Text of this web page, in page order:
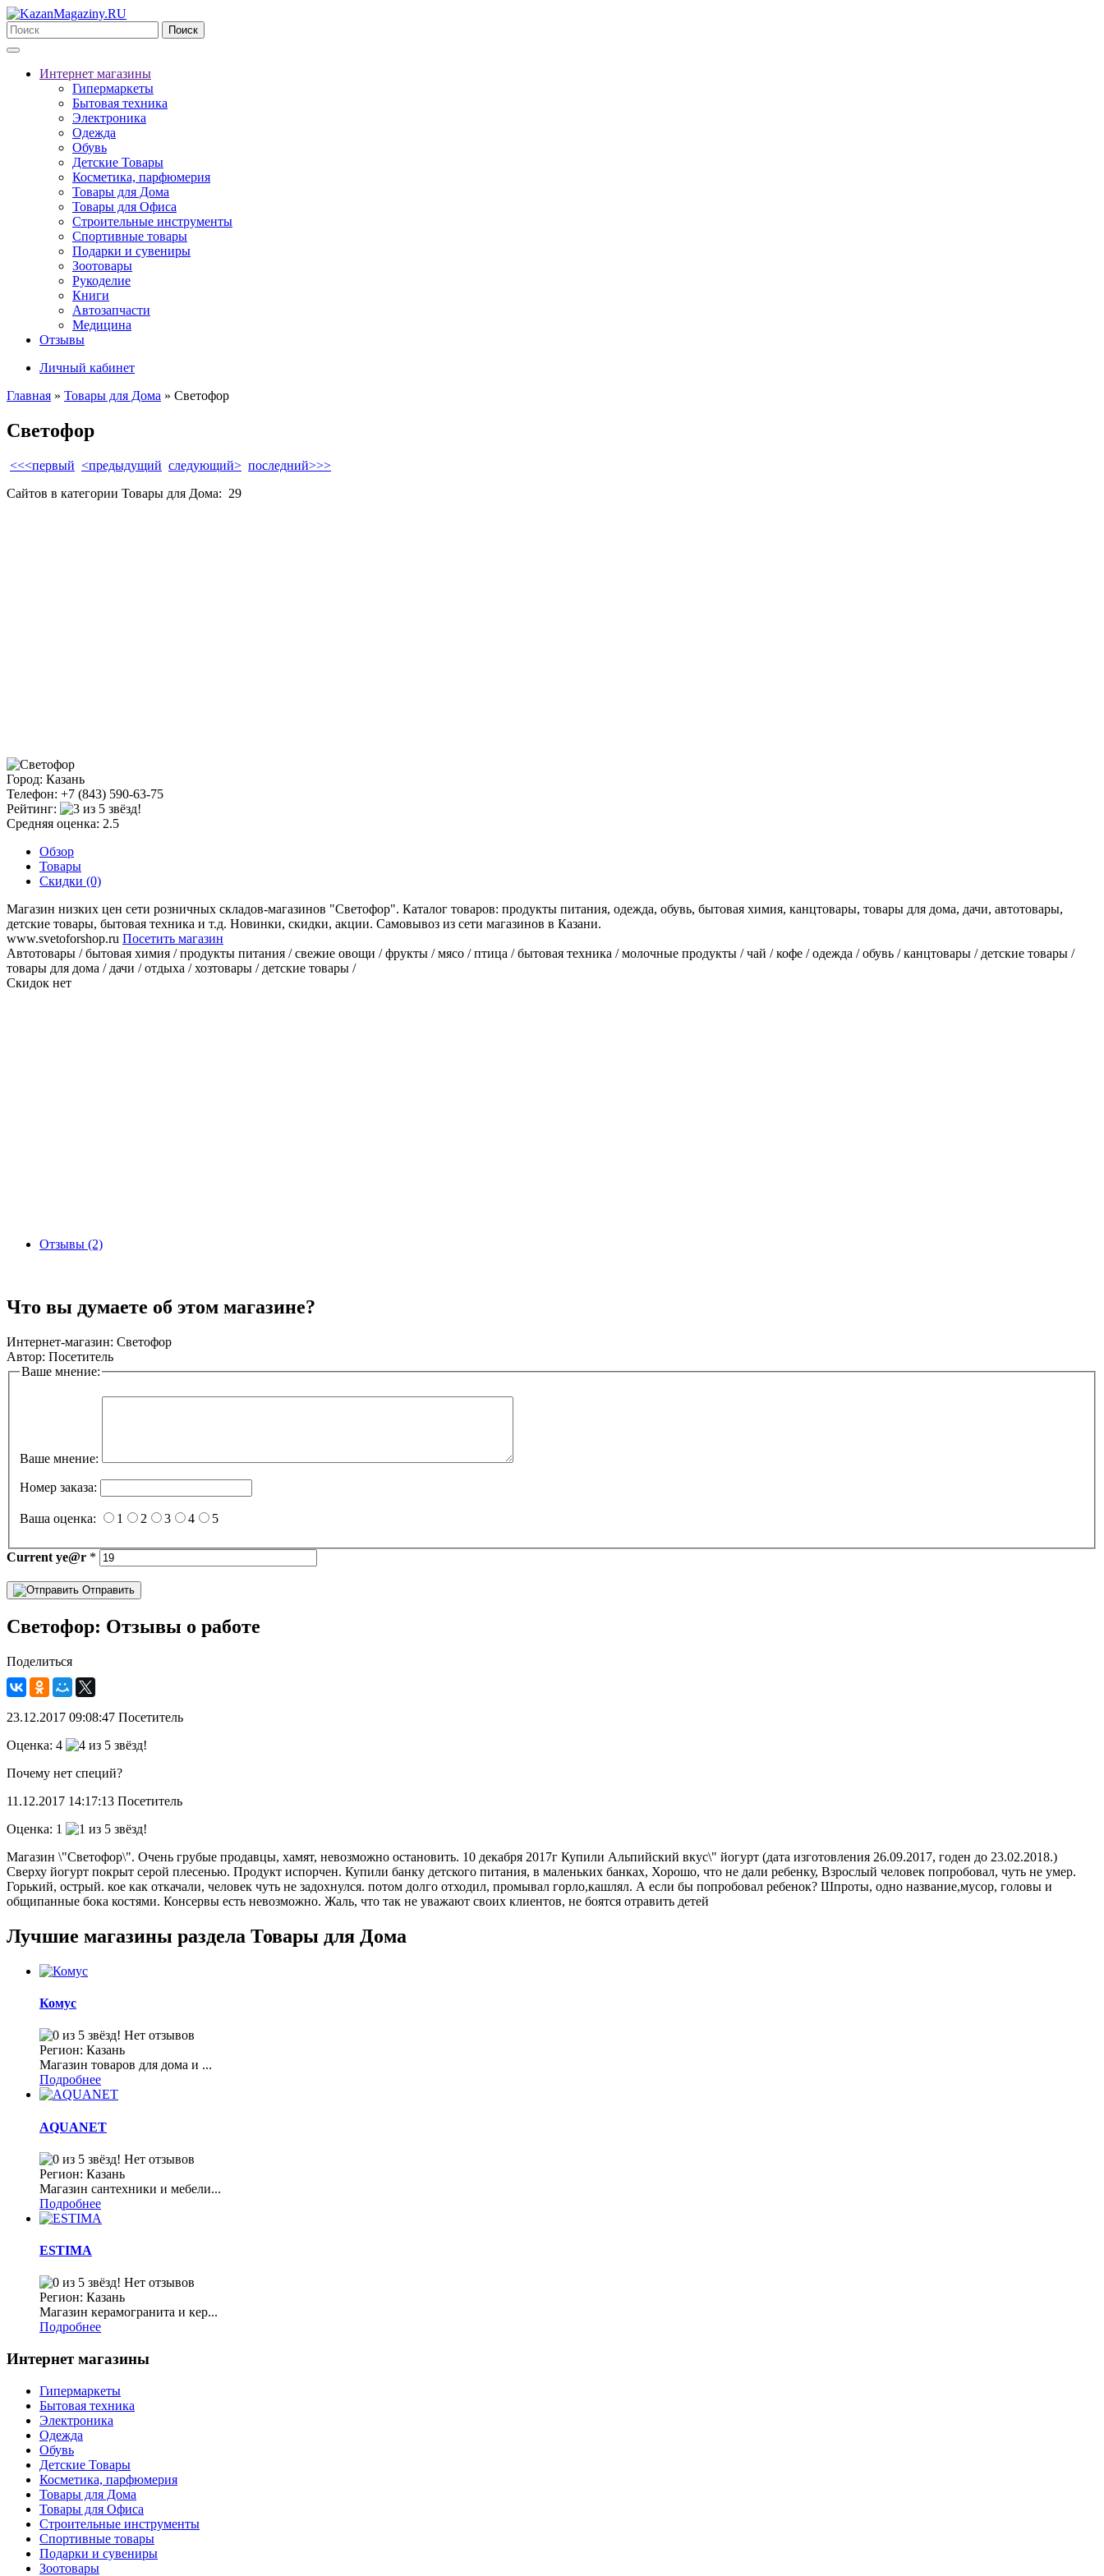
Поиск
Интернет магазины
Гипермаркеты
Бытовая техника
Электроника
Одежда
Обувь
Детские Товары
Косметика, парфюмерия
Товары для Дома
Товары для Офиса
Строительные инструменты
Спортивные товары
Подарки и сувениры
Зоотовары
Рукоделие
Книги
Автозапчасти
Медицина
Отзывы
Личный кабинет
Главная » Товары для Дома » Светофор
Светофор
<<<первый <предыдущий следующий> последний>>>
Сайтов в категории Товары для Дома: 29
Город: Казань
Телефон: +7 (843) 590-63-75
Рейтинг:
Средняя оценка: 2.5
Обзор
Товары
Скидки (0)
Магазин низких цен сети розничных складов-магазинов "Светофор". Каталог товаров: продукты питания, одежда, обувь, бытовая химия, канцтовары, товары для дома, дачи, автотовары,
детские товары, бытовая техника и т.д. Новинки, скидки, акции. Самовывоз из сети магазинов в Казани.
www.svetoforshop.ru Посетить магазин
Автотовары / бытовая химия / продукты питания / свежие овощи / фрукты / мясо / птица / бытовая техника / молочные продукты / чай / кофе / одежда / обувь / канцтовары / детские товары /
товары для дома / дачи / отдыха / хозтовары / детские товары /
Скидок нет
Отзывы (2)
Что вы думаете об этом магазине?
Интернет-магазин: Светофор
Автор: Посетитель
Ваше мнение:
Ваше мнение:
Номер заказа:
Ваша оценка: 1 2 3 4 5
Current ye@r *
Отправить
Светофор: Отзывы о работе
Поделиться
23.12.2017 09:08:47 Посетитель
Оценка: 4
Почему нет специй?
11.12.2017 14:17:13 Посетитель
Оценка: 1
Магазин \"Светофор\". Очень грубые продавцы, хамят, невозможно остановить. 10 декабря 2017г Купили Альпийский вкус\" йогурт (дата изготовления 26.09.2017, годен до 23.02.2018.)
Сверху йогурт покрыт серой плесенью. Продукт испорчен. Купили банку детского питания, в маленьких банках, Хорошо, что не дали ребенку, Взрослый человек попробовал, чуть не умер.
Горький, острый. кое как откачали, человек чуть не задохнулся. потом долго отходил, промывал горло,кашлял. А если бы попробовал ребенок? Шпроты, одно название,мусор, головы и
общипанные бока костями. Консервы есть невозможно. Жаль, что так не уважают своих клиентов, не боятся отравить детей
Лучшие магазины раздела Товары для Дома
Комус
Нет отзывов
Регион: Казань
Магазин товаров для дома и ...
Подробнее
AQUANET
Нет отзывов
Регион: Казань
Магазин сантехники и мебели...
Подробнее
ESTIMA
Нет отзывов
Регион: Казань
Магазин керамогранита и кер...
Подробнее
Интернет магазины
Гипермаркеты
Бытовая техника
Электроника
Одежда
Обувь
Детские Товары
Косметика, парфюмерия
Товары для Дома
Товары для Офиса
Строительные инструменты
Спортивные товары
Подарки и сувениры
Зоотовары